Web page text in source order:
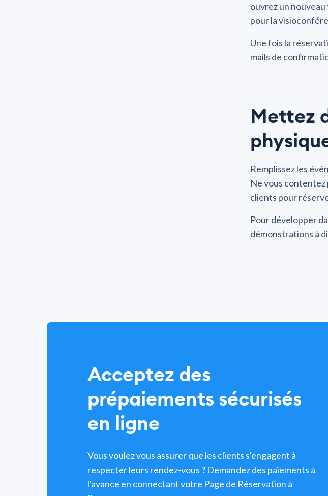
ouvrez un
pour la
Une fois la
mails de
Mettez
Remplissez les
Ne vous contentez
clients pour
Pour développer
démonstrations à
Acceptez des
prépaiements sécurisés
en ligne
Vous voulez vous assurer que les clients s'engagent à
respecter leurs rendez-vous ? Demandez des paiements à
l'avance en connectant votre Page de Réservation à